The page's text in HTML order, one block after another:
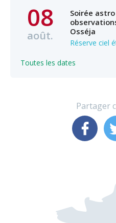
08
août.
Soirée
Osséja
Réserve ciel
Toutes les dates
Partager